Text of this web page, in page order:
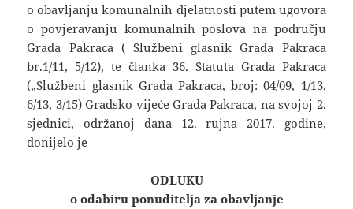
o obavljanju komunalnih djelatnosti putem ugovora
o povjeravanju komunalnih poslova na području
Grada Pakraca ( Službeni glasnik Grada Pakraca
br.1/11, 5/12), te članka 36. Statuta Grada Pakraca
(„Službeni glasnik Grada Pakraca, broj: 04/09, 1/13,
6/13, 3/15) Gradsko vijeće Grada Pakraca, na svojoj 2.
sjednici, održanoj dana 12. rujna 2017. godine,
donijelo je
ODLUKU
o odabiru ponuditelja za obavljanje